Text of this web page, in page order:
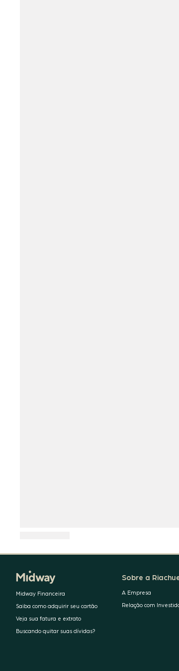
Midway Financeira
Saiba como adquirir seu cartão
Veja sua fatura e extrato
Buscando quitar suas dívidas?
Sobre a
A Empresa
Relação com